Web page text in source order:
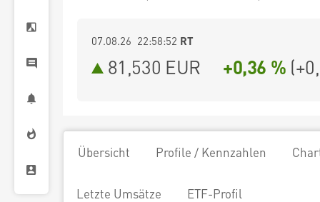
07.08.26 22:58:52 RT
81,530 EUR +0,36 % (
Übersicht Profile / Kennzahlen
Letzte Umsätze ETF-Profil